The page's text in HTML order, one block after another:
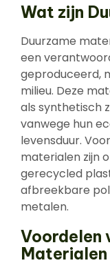
Wat zijn
Duurzame
een
geproduceerd,
milieu. Deze
als synthetisch
vanwege hun
levensduur.
materialen zijn
gerecycled
afbreekbare
metalen.
Voordelen
Materialen